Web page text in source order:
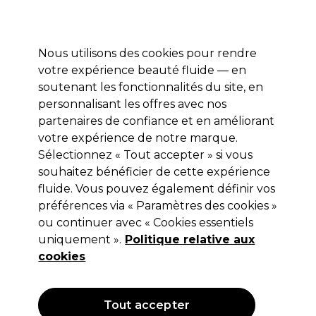
Se connecter
Marques Bons plans Coiffure Electro et Matériel
Livraison et délais
lire la suite
Electro et Matériel Tondeuses
Tondeuses
Parcourez notre sélection de tondeuses de finition pour
barbier de qualité professionnelle, et investissez dans les
meilleures tondeuses de précision pour votre barber shop.
Lire la suite
Filters
Nous utilisons des cookies pour rendre
votre expérience beauté fluide — en
soutenant les fonctionnalités du site, en
personnalisant les offres avec nos
partenaires de confiance et en améliorant
votre expérience de notre marque.
Sélectionnez « Tout accepter » si vous
souhaitez bénéficier de cette expérience
fluide. Vous pouvez également définir vos
préférences via « Paramètres des cookies »
ou continuer avec « Cookies essentiels
uniquement ». Politique relative aux
cookies
Tout accepter